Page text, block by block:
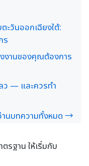
ะวันออกเฉียงใต้:
ร
งงานของคุณต้องการ
ว — และควรทำ
านบทความทั้งหมด →
รฐาน ให้เริ่มกับ